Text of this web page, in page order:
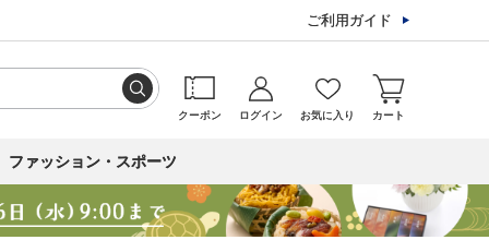
ご利用ガイド
クーポン ログイン お気に入り カート
ファッション・スポーツ